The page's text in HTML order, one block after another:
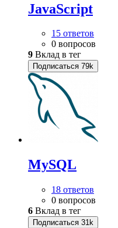
JavaScript
15 ответов
0 вопросов
9 Вклад в тег
Подписаться 79k
MySQL
18 ответов
0 вопросов
6 Вклад в тег
Подписаться 31k